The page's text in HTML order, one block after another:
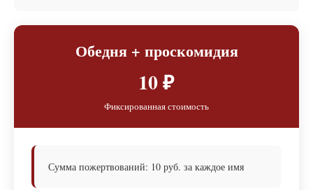
Обедня + проскомидия
10 ₽
Фиксированная стоимость
Сумма пожертвований: 10 руб. за каждое имя